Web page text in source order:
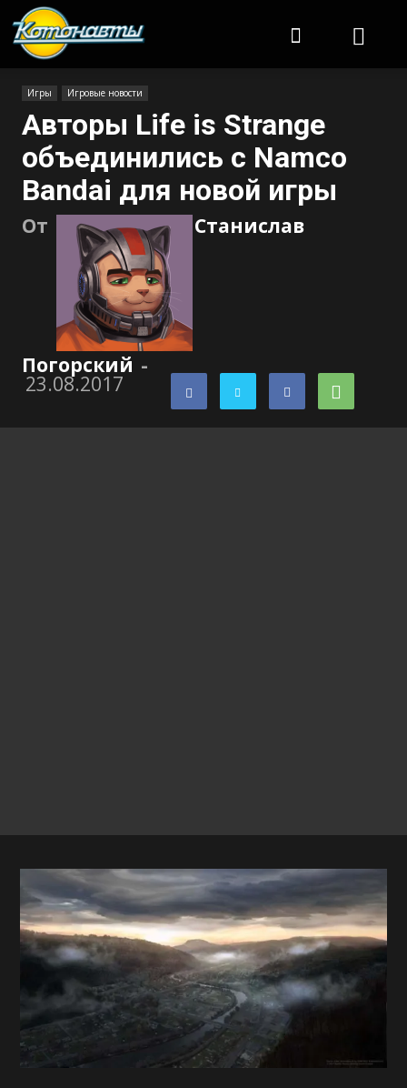
Игры Игровые новости
Авторы Life is Strange
объединились с Namco
Bandai для новой игры
От Станислав
Погорский -
23.08.2017